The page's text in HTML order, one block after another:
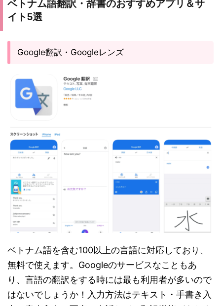
ベトナム語翻訳・辞書のおすすめアプリ＆サ
イト5選
Google翻訳・Googleレンズ
ベトナム語を含む100以上の言語に対応しており、
無料で使えます。Googleのサービスなこともあ
り、言語の翻訳をする時には最も利用者が多いので
はないでしょうか！入力方法はテキスト・手書き入